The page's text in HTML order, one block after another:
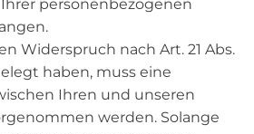
personenbezogenen
Widerspruch nach Art. 21 Abs.
haben, muss eine
Ihren und unseren
werden. Solange